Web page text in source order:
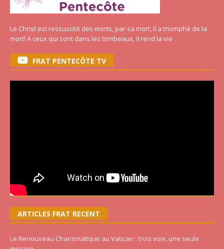
Le Christ est ressuscité des morts, par sa mort, il a triomphé de la
mort! A ceux qui sont dans les tombeaux, il rend la vie
FRAT PENTECÔTE TV
ARTICLES FRAT RECENT
Le Renouveau Charismatique au Vatican : trois voix, une seule